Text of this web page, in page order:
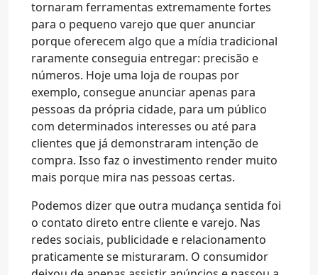
tornaram ferramentas extremamente fortes
para o pequeno varejo que quer anunciar
porque oferecem algo que a mídia tradicional
raramente conseguia entregar: precisão e
números. Hoje uma loja de roupas por
exemplo, consegue anunciar apenas para
pessoas da própria cidade, para um público
com determinados interesses ou até para
clientes que já demonstraram intenção de
compra. Isso faz o investimento render muito
mais porque mira nas pessoas certas.
Podemos dizer que outra mudança sentida foi
o contato direto entre cliente e varejo. Nas
redes sociais, publicidade e relacionamento
praticamente se misturaram. O consumidor